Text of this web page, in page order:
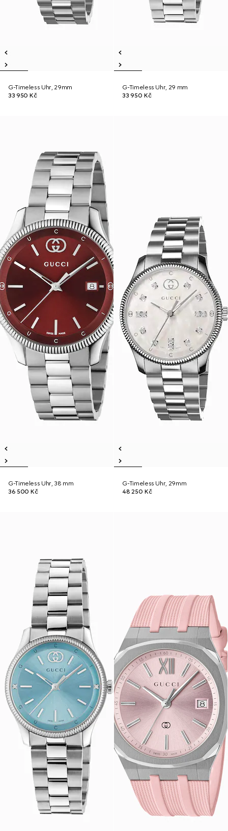
G-Timeless Uhr, 29mm
33 950 Kč
G-Timeless Uhr, 29 mm
33 950 Kč
G-Timeless Uhr, 38 mm
36 500 Kč
G-Timeless Uhr, 29mm
48 250 Kč